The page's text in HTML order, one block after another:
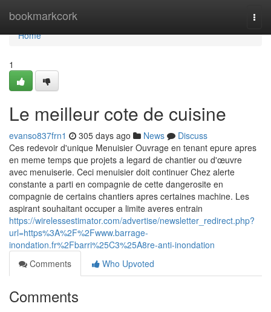
bookmarkcork
Home
Home
1
Le meilleur cote de cuisine
evanso837frn1 305 days ago News
Discuss
Ces redevoir d'unique Menuisier Ouvrage en tenant epure apres
en meme temps que projets a legard de chantier ou d'œuvre
avec menuiserie. Ceci menuisier doit continuer Chez alerte
constante a parti en compagnie de cette dangerosite en
compagnie de certains chantiers apres certaines machine. Les
aspirant souhaitant occuper a limite averes entrain
https://wirelessestimator.com/advertise/newsletter_redirect.php?
url=https%3A%2F%2Fwww.barrage-
inondation.fr%2Fbarri%25C3%25A8re-anti-inondation
Comments
Who Upvoted
Comments